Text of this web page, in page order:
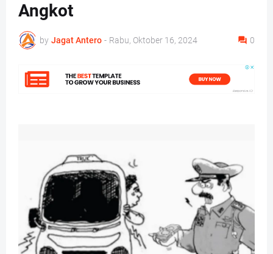
Angkot
by Jagat Antero - Rabu, Oktober 16, 2024 0